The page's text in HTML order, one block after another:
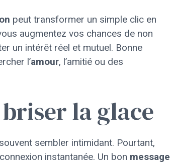
peut transformer un simple clic en
augmentez vos chances de non
un intérêt réel et mutuel. Bonne
l’amour, l’amitié ou des
la glace
sembler intimidant. Pourtant,
instantanée. Un bon message